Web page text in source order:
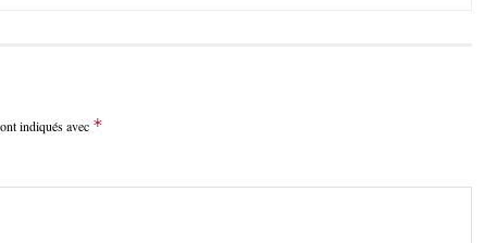
indiqués avec *